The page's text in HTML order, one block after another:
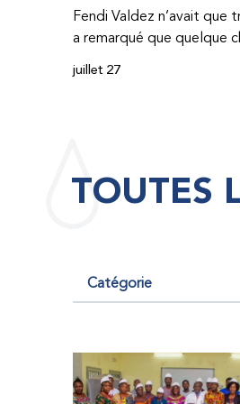
Fendi Valdez n’avait que
a remarqué que quelque
hématome était apparu
étaient chers et difficiles
saignements, manquait
fini par développer des
par le Programme d’aide
Fédération mondiale de
juillet 27
TOUTES